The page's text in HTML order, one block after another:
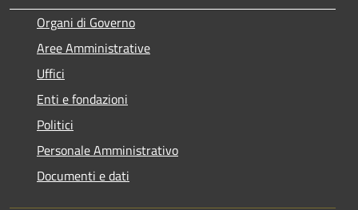
Organi di Governo
Aree Amministrative
Uffici
Enti e fondazioni
Politici
Personale Amministrativo
Documenti e dati